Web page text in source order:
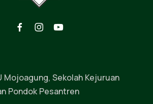
Mojoagung, Sekolah Kejuruan
Pondok Pesantren